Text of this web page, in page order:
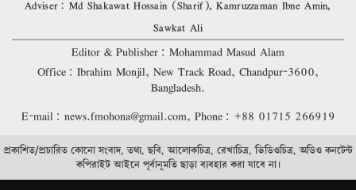
Adviser: Md Shakawat Hossain (Sharif), Kamruzzaman Ibne Amin,
Sawkat Ali
Editor & Publisher: Mohammad Masud Alam
Office: Ibrahim Monjil, New Track Road, Chandpur-3600,
Bangladesh.
E-mail: news.fmohona@gmail.com, Phone: +88 01715 266919
প্রকাশিত/প্রচারিত কোনো সংবাদ, তথ্য, ছবি, আলোকচিত্র, রেখাচিত্র, ভিডিওচিত্র, অডিও কনটেন্ট
কপিরাইট আইনে পূর্বানুমতি ছাড়া ব্যবহার করা যাবে না।